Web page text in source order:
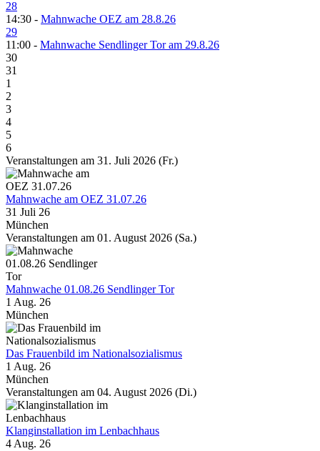
28
14:30 - Mahnwache OEZ am 28.8.26
29
11:00 - Mahnwache Sendlinger Tor am 29.8.26
30
31
1
2
3
4
5
6
Veranstaltungen am 31. Juli 2026 (Fr.)
Mahnwache am OEZ 31.07.26
31 Juli 26
München
Veranstaltungen am 01. August 2026 (Sa.)
Mahnwache 01.08.26 Sendlinger Tor
1 Aug. 26
München
Das Frauenbild im Nationalsozialismus
1 Aug. 26
München
Veranstaltungen am 04. August 2026 (Di.)
Klanginstallation im Lenbachhaus
4 Aug. 26